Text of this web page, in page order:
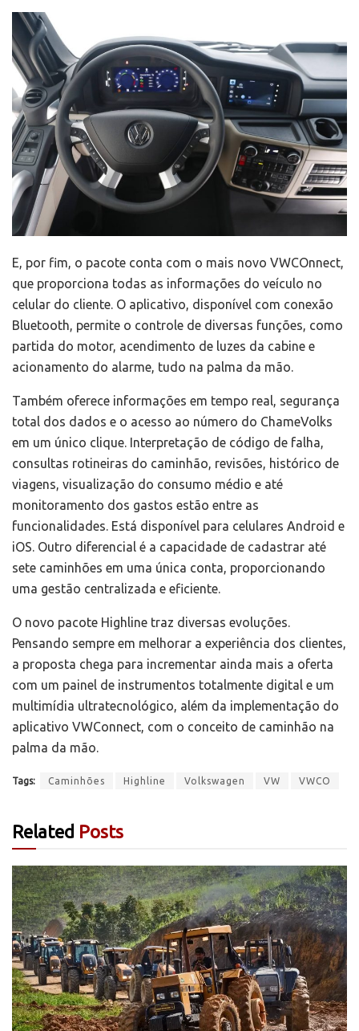
E, por fim, o pacote conta com o mais novo VWCOnnect,
que proporciona todas as informações do veículo no
celular do cliente. O aplicativo, disponível com conexão
Bluetooth, permite o controle de diversas funções, como
partida do motor, acendimento de luzes da cabine e
acionamento do alarme, tudo na palma da mão.
Também oferece informações em tempo real, segurança
total dos dados e o acesso ao número do ChameVolks
em um único clique. Interpretação de código de falha,
consultas rotineiras do caminhão, revisões, histórico de
viagens, visualização do consumo médio e até
monitoramento dos gastos estão entre as
funcionalidades. Está disponível para celulares Android e
iOS. Outro diferencial é a capacidade de cadastrar até
sete caminhões em uma única conta, proporcionando
uma gestão centralizada e eficiente.
O novo pacote Highline traz diversas evoluções.
Pensando sempre em melhorar a experiência dos clientes,
a proposta chega para incrementar ainda mais a oferta
com um painel de instrumentos totalmente digital e um
multimídia ultratecnológico, além da implementação do
aplicativo VWConnect, com o conceito de caminhão na
palma da mão.
Tags: Caminhões Highline Volkswagen VW VWCO
Related Posts